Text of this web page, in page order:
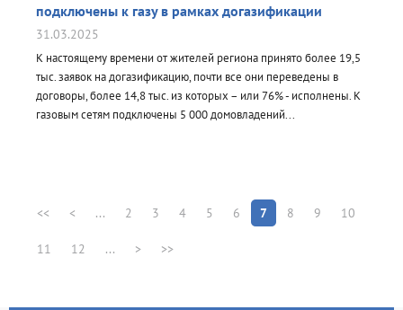
подключены к газу в рамках догазификации
31.03.2025
К настоящему времени от жителей региона принято более 19,5
тыс. заявок на догазификацию, почти все они переведены в
договоры, более 14,8 тыс. из которых – или 76% - исполнены. К
газовым сетям подключены 5 000 домовладений...
<< < ... 2 3 4 5 6 7 8 9 10
11 12 ... > >>